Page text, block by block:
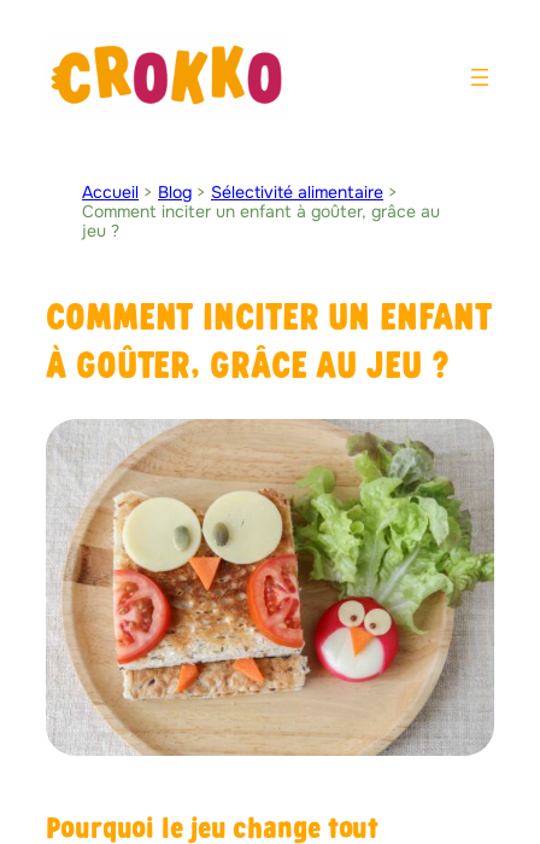
contenu
Accueil > Blog > Sélectivité alimentaire >
Comment inciter un enfant à goûter, grâce au
jeu ?
COMMENT INCITER UN ENFANT
À GOÛTER, GRÂCE AU JEU ?
Pourquoi le jeu change tout